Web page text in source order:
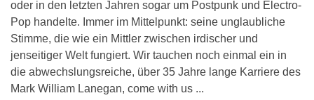
oder in den letzten Jahren sogar um Postpunk und Electro-
Pop handelte. Immer im Mittelpunkt: seine unglaubliche
Stimme, die wie ein Mittler zwischen irdischer und
jenseitiger Welt fungiert. Wir tauchen noch einmal ein in
die abwechslungsreiche, über 35 Jahre lange Karriere des
Mark William Lanegan, come with us ...